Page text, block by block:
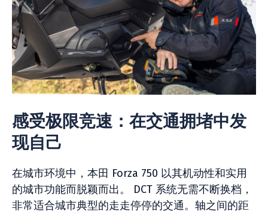
感受极限竞速：在交通拥堵中发
现自己
在城市环境中，本田 Forza 750 以其机动性和实用
的城市功能而脱颖而出。 DCT 系统无需不断换档，
非常适合城市典型的走走停停的交通。轴之间的距